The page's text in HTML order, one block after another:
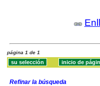
página 1 de 1
Refinar la búsqueda